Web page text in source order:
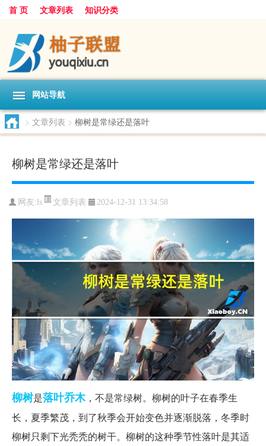
首 页 文章列表 知识分类
网站导航
> 文章列表 > 柳树是常绿还是落叶
柳树是常绿还是落叶
网友: ls 文章列表 2024-12-31 13:34:58
柳树是落叶乔木，不是常绿树。柳树的叶子在春季生
长，夏季繁茂，到了秋季会开始变色并逐渐脱落，冬季时
柳树只剩下光秃秃的树干。柳树的这种季节性落叶是其适